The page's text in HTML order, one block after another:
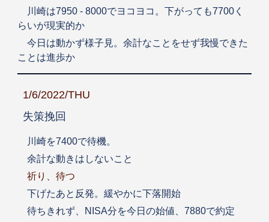
川崎は7950 - 8000でヨコヨコ。下がっても7700く
らいが現実的か
今日は動かず様子見。余計なことをせず我慢できた
ことは進歩か
1/6/2022/THU
失策挽回
川崎を7400で待機。
余計な動きはしないこと
祈り、待つ
下げたあと反発。緩やかに下落開始
待ちきれず、NISA分を今日の始値、7880で約定